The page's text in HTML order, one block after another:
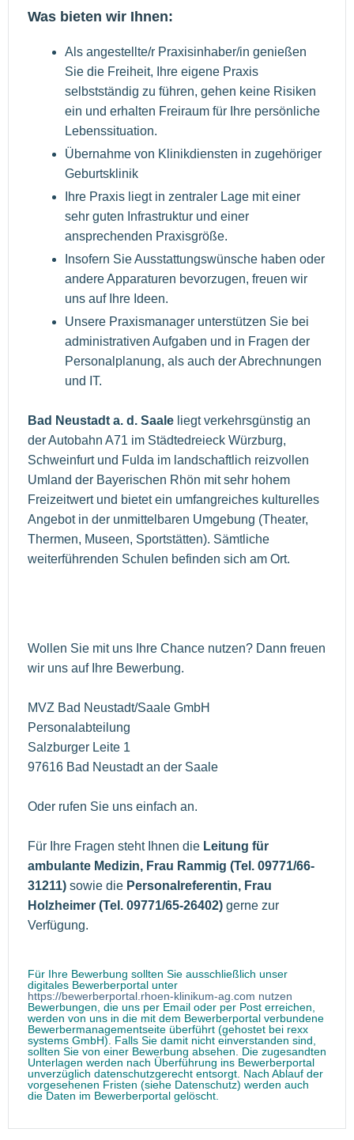
Was bieten wir Ihnen:
Als angestellte/r Praxisinhaber/in genießen
Sie die Freiheit, Ihre eigene Praxis
selbstständig zu führen, gehen keine Risiken
ein und erhalten Freiraum für Ihre persönliche
Lebenssituation.
Übernahme von Klinikdiensten in zugehöriger
Geburtsklinik
Ihre Praxis liegt in zentraler Lage mit einer
sehr guten Infrastruktur und einer
ansprechenden Praxisgröße.
Insofern Sie Ausstattungswünsche haben oder
andere Apparaturen bevorzugen, freuen wir
uns auf Ihre Ideen.
Unsere Praxismanager unterstützen Sie bei
administrativen Aufgaben und in Fragen der
Personalplanung, als auch der Abrechnungen
und IT.
Bad Neustadt a. d. Saale liegt verkehrsgünstig an
der Autobahn A71 im Städtedreieck Würzburg,
Schweinfurt und Fulda im landschaftlich reizvollen
Umland der Bayerischen Rhön mit sehr hohem
Freizeitwert und bietet ein umfangreiches kulturelles
Angebot in der unmittelbaren Umgebung (Theater,
Thermen, Museen, Sportstätten). Sämtliche
weiterführenden Schulen befinden sich am Ort.
Wollen Sie mit uns Ihre Chance nutzen? Dann freuen
wir uns auf Ihre Bewerbung.
MVZ Bad Neustadt/Saale GmbH
Personalabteilung
Salzburger Leite 1
97616 Bad Neustadt an der Saale
Oder rufen Sie uns einfach an.
Für Ihre Fragen steht Ihnen die Leitung für
ambulante Medizin, Frau Rammig (Tel. 09771/66-
31211) sowie die Personalreferentin, Frau
Holzheimer (Tel. 09771/65-26402) gerne zur
Verfügung.
Für Ihre Bewerbung sollten Sie ausschließlich unser
digitales Bewerberportal unter
https://bewerberportal.rhoen-klinikum-ag.com nutzen
Bewerbungen, die uns per Email oder per Post erreichen,
werden von uns in die mit dem Bewerberportal verbundene
Bewerbermanagementseite überführt (gehostet bei rexx
systems GmbH). Falls Sie damit nicht einverstanden sind,
sollten Sie von einer Bewerbung absehen. Die zugesandten
Unterlagen werden nach Überführung ins Bewerberportal
unverzüglich datenschutzgerecht entsorgt. Nach Ablauf der
vorgesehenen Fristen (siehe Datenschutz) werden auch
die Daten im Bewerberportal gelöscht.